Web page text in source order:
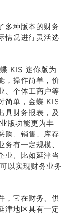
多种版本的财务
情况进行灵活选
KIS 迷你版为
，操作简单，价
、个体工商户等
简单，金蝶 KIS
具财务报表，及
版功能更为丰
购、销售、库存
有一定规模、
业。比如延津当
以实现财务业务
，它在财务、供
津地区具有一定